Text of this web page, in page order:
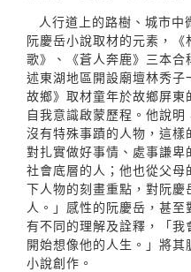
人行道上的路樹、城市
阮慶岳小說取材的元素，
歌》、《蒼人奔鹿》三本
述東湖地區開設廟壇林秀
故鄉》取材童年於故鄉屏
自我意識啟蒙歷程。他說明
沒有特殊事蹟的人物，這
對扎實做好事情、處事謙
社會底層的人；他也從父
下人物的刻畫重點，對阮
人。」感性的阮慶岳，甚
有不同的理解及詮釋，「我
開始想像他的人生。」將
小說創作。